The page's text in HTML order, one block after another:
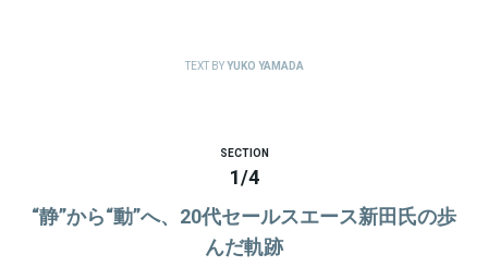
TEXT BYYUKO YAMADA
SECTION
1/4
“静”から“動”へ、20代セールスエース新田氏の歩
んだ軌跡